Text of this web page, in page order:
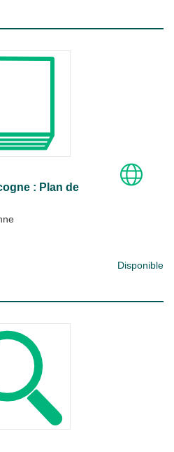
: Plan de
Disponible